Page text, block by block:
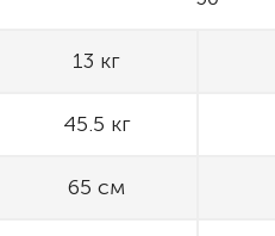
13 кг
45.5 кг
65 см